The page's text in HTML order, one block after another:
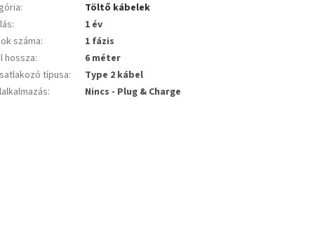
:
Töltő kábelek
:
1 év
száma:
1 fázis
hossza:
6 méter
típusa:
Type 2 kábel
: Nincs - Plug & Charge